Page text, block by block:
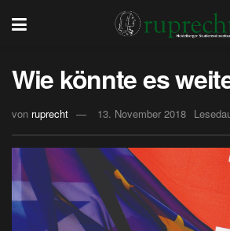
Wie könnte es
von ruprecht 13. November 2018